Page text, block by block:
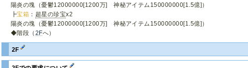
陽炎の塊（憂鬱12000000[1200万] 神秘アイテム150000000[1.5億]）
┣宝箱 ： 超星の珍宝x2
陽炎の塊（憂鬱12000000[1200万] 神秘アイテム150000000[1.5億]）
◆階段（ 2Fへ）
2F